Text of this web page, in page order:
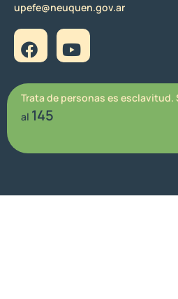
upefe@neuquen.gov.ar
Trata de personas es esclavitud.
al 145